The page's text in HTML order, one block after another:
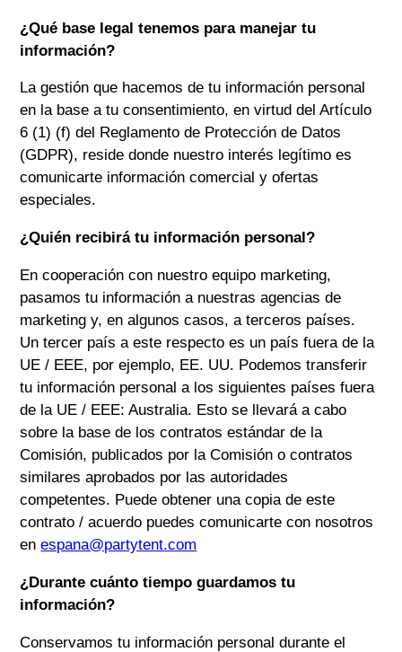
¿Qué base legal tenemos para manejar tu
información?
La gestión que hacemos de tu información personal
en la base a tu consentimiento, en virtud del Artículo
6 (1) (f) del Reglamento de Protección de Datos
(GDPR), reside donde nuestro interés legítimo es
comunicarte información comercial y ofertas
especiales.
¿Quién recibirá tu información personal?
En cooperación con nuestro equipo marketing,
pasamos tu información a nuestras agencias de
marketing y, en algunos casos, a terceros países.
Un tercer país a este respecto es un país fuera de la
UE / EEE, por ejemplo, EE. UU. Podemos transferir
tu información personal a los siguientes países fuera
de la UE / EEE: Australia. Esto se llevará a cabo
sobre la base de los contratos estándar de la
Comisión, publicados por la Comisión o contratos
similares aprobados por las autoridades
competentes. Puede obtener una copia de este
contrato / acuerdo puedes comunicarte con nosotros
enespana@partytent.com
¿Durante cuánto tiempo guardamos tu
información?
Conservamos tu información personal durante el